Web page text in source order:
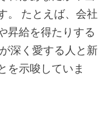
。 たとえば、会社
昇給を得たりする
深く愛する人と新
を示唆していま